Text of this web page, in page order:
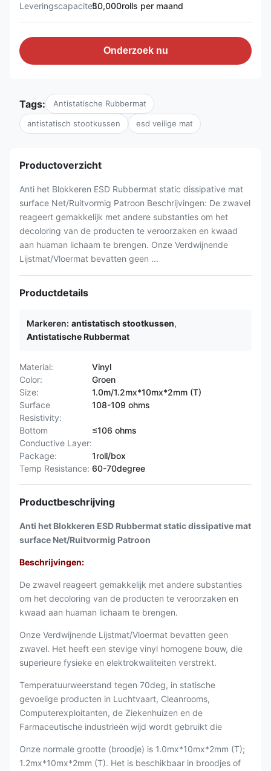
Leveringscapaciteit:50,000rolls per maand
Onderzoek nu
Tags: Antistatische Rubbermat
antistatisch stootkussen esd veilige mat
Productoverzicht
Anti het Blokkeren ESD Rubbermat static dissipative mat
surface Net/Ruitvormig Patroon Beschrijvingen: De zwavel
reageert gemakkelijk met andere substanties om het
decoloring van de producten te veroorzaken en kwaad
aan huaman lichaam te brengen. Onze Verdwijnende
Lijstmat/Vloermat bevatten geen ...
Productdetails
Markeren: antistatisch stootkussen,
Antistatische Rubbermat
Material:
Vinyl
Color:
Groen
Size:
1.0m/1.2mx*10mx*2mm (T)
Surface
Resistivity:
108-109 ohms
Bottom
Conductive Layer:
≤106 ohms
Package:
1roll/box
Temp Resistance: 60-70degree
Productbeschrijving
Anti het Blokkeren ESD Rubbermat static dissipative mat
surface Net/Ruitvormig Patroon
Beschrijvingen:
De zwavel reageert gemakkelijk met andere substanties
om het decoloring van de producten te veroorzaken en
kwaad aan huaman lichaam te brengen.
Onze Verdwijnende Lijstmat/Vloermat bevatten geen
zwavel. Het heeft een stevige vinyl homogene bouw, die
superieure fysieke en elektrokwaliteiten verstrekt.
Temperatuurweerstand tegen 70deg, in statische
gevoelige producten in Luchtvaart, Cleanrooms,
Computerexploitanten, de Ziekenhuizen en de
Farmaceutische industrieën wijd wordt gebruikt die
Onze normale grootte (broodje) is 1.0mx*10mx*2mm (T);
1.2mx*10mx*2mm (T). Het is beschikbaar in broodjes of